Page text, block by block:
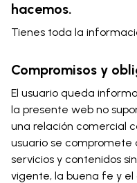
hacemos.
Tienes toda la
Compromisos y
El usuario queda
la presente web no
una relación comercial
usuario se compromete
servicios y contenidos
vigente, la buena fe y el